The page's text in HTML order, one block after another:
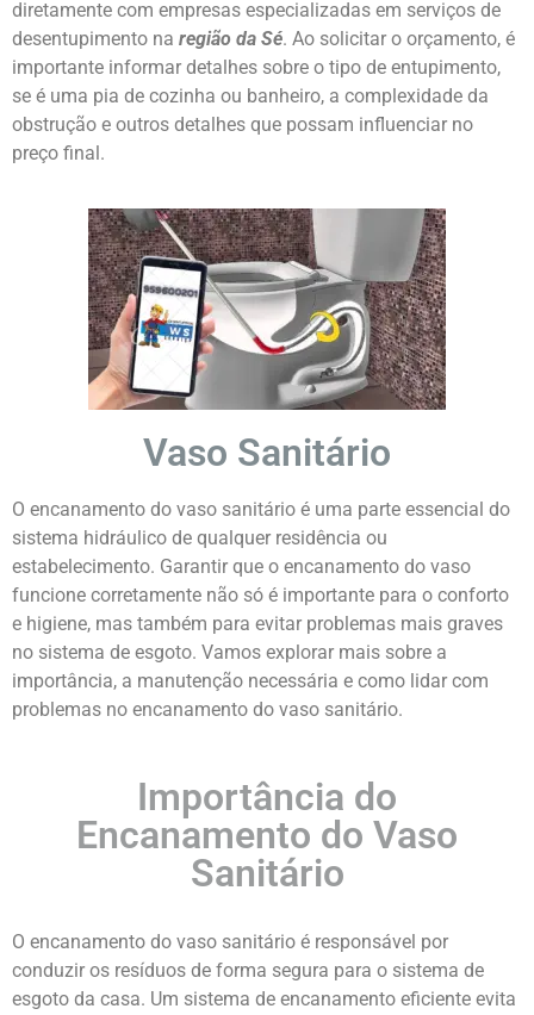
diretamente com empresas especializadas em serviços de
desentupimento na região da Sé. Ao solicitar o orçamento, é
importante informar detalhes sobre o tipo de entupimento,
se é uma pia de cozinha ou banheiro, a complexidade da
obstrução e outros detalhes que possam influenciar no
preço final.
Vaso Sanitário
O encanamento do vaso sanitário é uma parte essencial do
sistema hidráulico de qualquer residência ou
estabelecimento. Garantir que o encanamento do vaso
funcione corretamente não só é importante para o conforto
e higiene, mas também para evitar problemas mais graves
no sistema de esgoto. Vamos explorar mais sobre a
importância, a manutenção necessária e como lidar com
problemas no encanamento do vaso sanitário.
Importância do
Encanamento do Vaso
Sanitário
O encanamento do vaso sanitário é responsável por
conduzir os resíduos de forma segura para o sistema de
esgoto da casa. Um sistema de encanamento eficiente evita